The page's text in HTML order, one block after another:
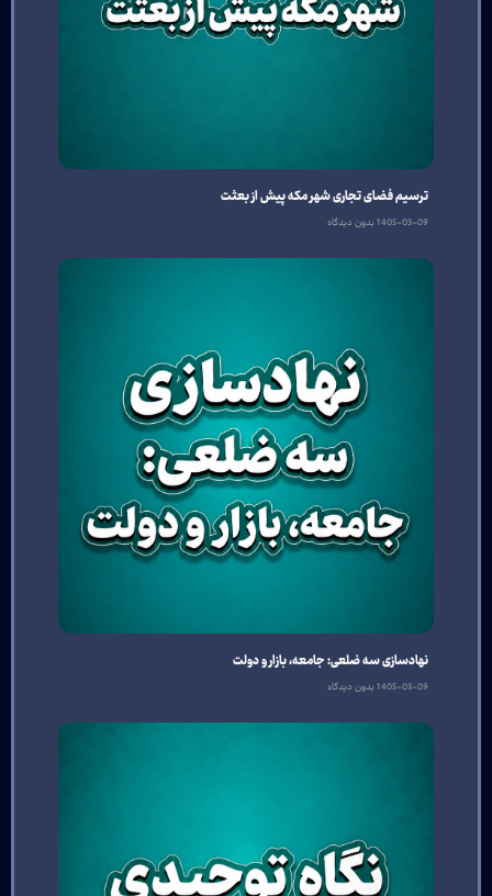
ترسیم فضای تجاری شهر مکه پیش از بعثت
1405-03-09بدون دیدگاه
نهادسازی سه‌ ضلعی: جامعه، بازار و دولت
1405-03-09بدون دیدگاه